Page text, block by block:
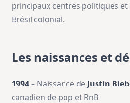
principaux centres politiques
Brésil colonial.
Les naissances et
1994– Naissance de Justin
canadien de pop et RnB